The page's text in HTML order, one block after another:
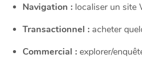
Navigation : localiser un site
Transactionnel : acheter
Commercial : explorer/